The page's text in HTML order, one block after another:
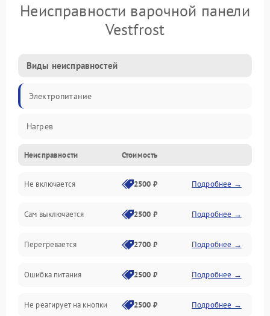
Неисправности варочной панели
Vestfrost
Виды неисправностей
Электропитание
Нагрев
Неисправности Стоимость
Не включается 2500 ₽ Подробнее →
Сам выключается 2500 ₽ Подробнее →
Перегревается 2700 ₽ Подробнее →
Ошибка питания 2500 ₽ Подробнее →
Не реагирует на кнопки 2500 ₽ Подробнее →